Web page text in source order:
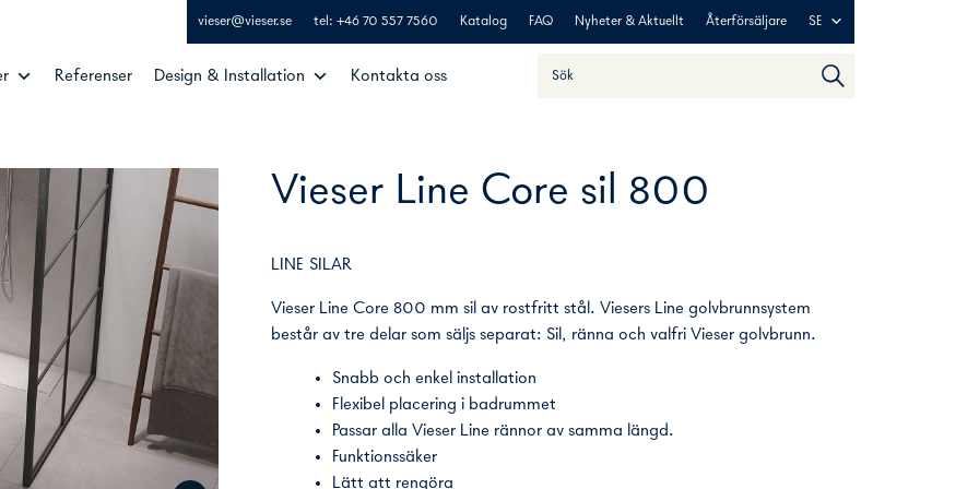
vieser@vieser.se tel: +46 70 557 7560 Katalog FAQ Nyheter & Aktuellt Återförsäljare SE
Referenser Design & Installation Kontakta oss
När automatisk komplettering av resultat är tillgängliga
Vieser Line Core sil 800
LINE SILAR
Vieser Line Core 800 mm sil av rostfritt stål. Viesers Line golvbrunnsystem
består av tre delar som säljs separat: Sil, ränna och valfri Vieser golvbrunn.
Snabb och enkel installation
Flexibel placering i badrummet
Passar alla Vieser Line rännor av samma längd.
Funktionssäker
Lätt att rengöra